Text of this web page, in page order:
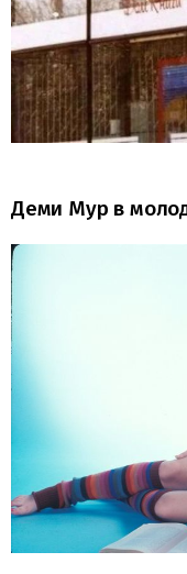
Деми Мур в